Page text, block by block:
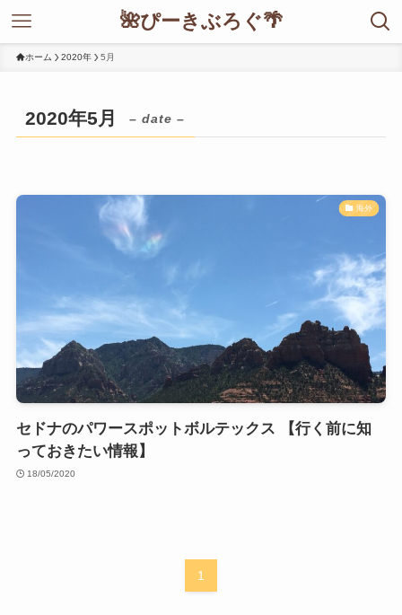
🌺ぴーきぶろぐ🌴
ホーム 2020年 5月
2020年5月 – date –
海外
セドナのパワースポットボルテックス 【行く前に知
っておきたい情報】
18/05/2020
1